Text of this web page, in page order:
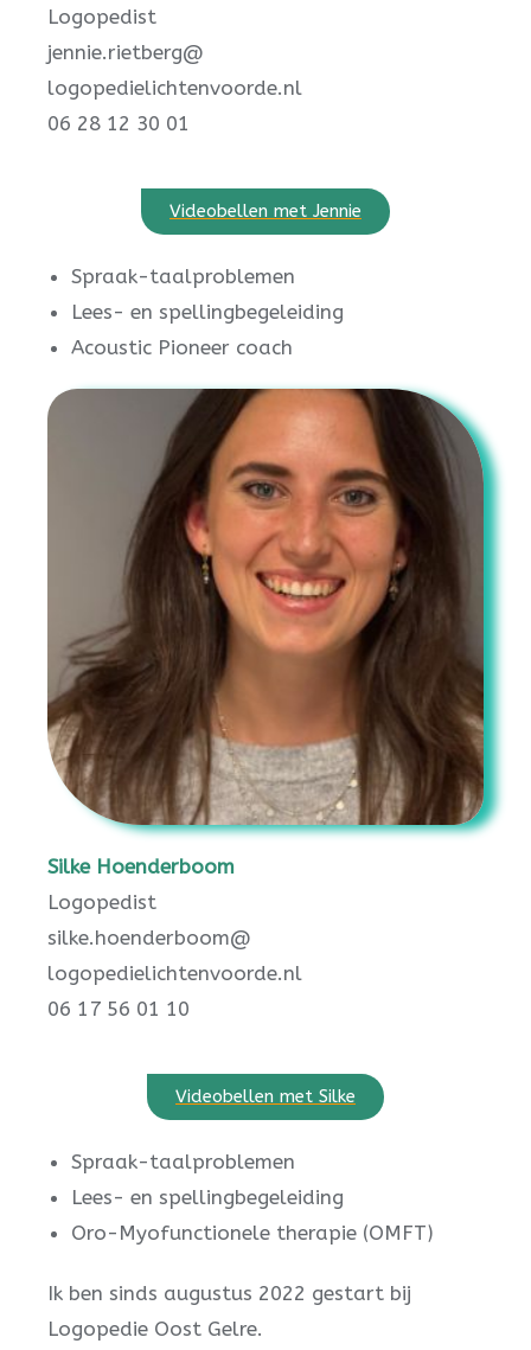
Logopedist
jennie.rietberg@
logopedielichtenvoorde.nl
06 28 12 30 01
Videobellen met Jennie
Spraak-taalproblemen
Lees- en spellingbegeleiding
Acoustic Pioneer coach
Silke Hoenderboom
Logopedist
silke.hoenderboom@
logopedielichtenvoorde.nl
06 17 56 01 10
Videobellen met Silke
Spraak-taalproblemen
Lees- en spellingbegeleiding
Oro-Myofunctionele therapie (OMFT)
Ik ben sinds augustus 2022 gestart bij
Logopedie Oost Gelre.